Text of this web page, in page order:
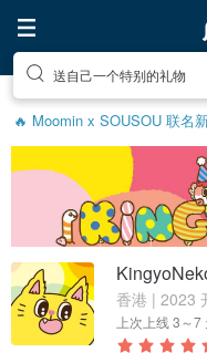
送自己一个特别的礼物
🔥 Moomin x SOUSOU 联名
香港 | 2023
上次上线3～7